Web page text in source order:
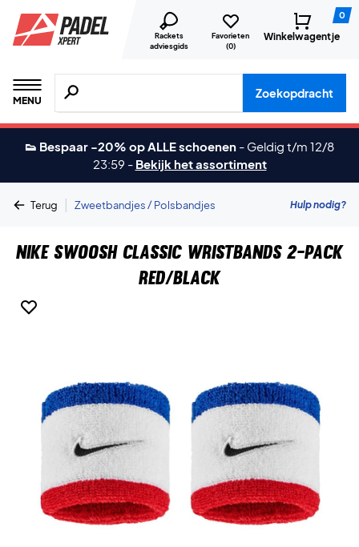
Rackets
adviesgids
Favorieten
(0)
0
Winkelwagentje
MENU
Zoeken naar producten, merken etc.
Zoekopdracht
👟 Bespaar -20% op ALLE schoenen - Geldig t/m 12/8
23:59 - Bekijk het assortiment
Terug | Zweetbandjes / Polsbandjes Hulp nodig?
Nike Swoosh Classic Wristbands 2-Pack
Red/Black